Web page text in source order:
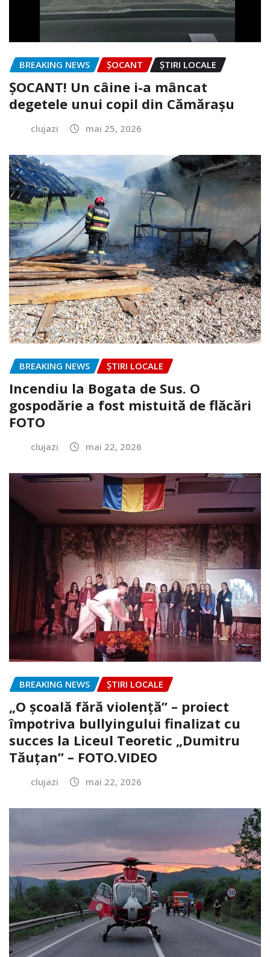
BREAKING NEWS ȘOCANT ȘTIRI LOCALE
ȘOCANT! Un câine i-a mâncat
degetele unui copil din Cămărașu
clujazi mai 25, 2026
BREAKING NEWS ȘTIRI LOCALE
Incendiu la Bogata de Sus. O
gospodărie a fost mistuită de flăcări
FOTO
clujazi mai 22, 2026
BREAKING NEWS ȘTIRI LOCALE
„O școală fără violență” – proiect
împotriva bullyingului finalizat cu
succes la Liceul Teoretic „Dumitru
Tăuțan” – FOTO.VIDEO
clujazi mai 22, 2026